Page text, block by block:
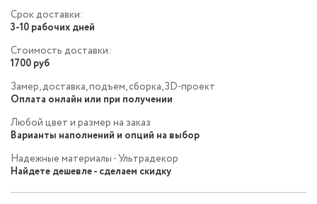
Срок доставки:
3-10 рабочих дней
Стоимость доставки:
1700 руб
Замер, доставка, подъем, сборка, 3D-проект
Оплата онлайн или при получении
Любой цвет и размер на заказ
Варианты наполнений и опций на выбор
Надежные материалы - Ультрадекор
Найдете дешевле - сделаем скидку